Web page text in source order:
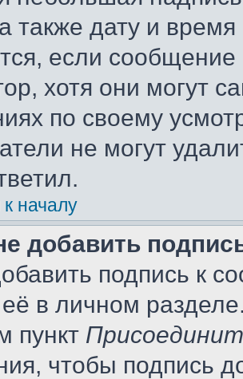
также дату и
если
хотя они могут
по своему
не могут
началу
добавить
подпись к
её в личном
пункт
чтобы подпись